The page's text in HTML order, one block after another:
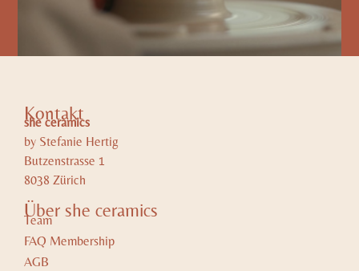
Gutschein Schnupperkurs Drehscheibe
275.00
In den Warenkorb
Kontakt
she ceramics
by Stefanie Hertig
Butzenstrasse 1
8038 Zürich
Über she ceramics
Team
FAQ Membership
AGB